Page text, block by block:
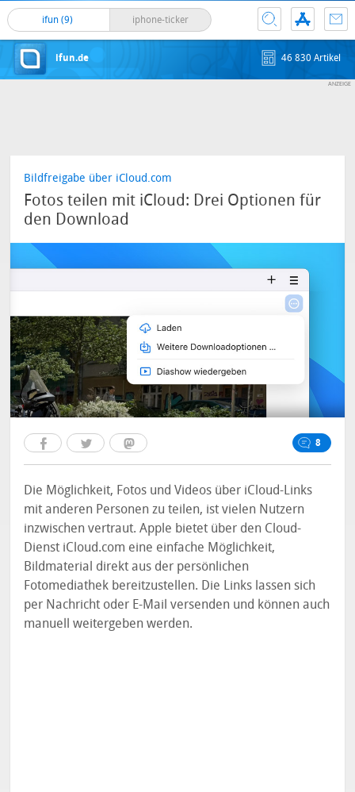
ifun (9) iphone-ticker
ifun.de 46 830 Artikel
Bildfreigabe über iCloud.com
Fotos teilen mit iCloud: Drei Optionen für
den Download
8
Die Möglichkeit, Fotos und Videos über iCloud-Links
mit anderen Personen zu teilen, ist vielen Nutzern
inzwischen vertraut. Apple bietet über den Cloud-
Dienst iCloud.com eine einfache Möglichkeit,
Bildmaterial direkt aus der persönlichen
Fotomediathek bereitzustellen. Die Links lassen sich
per Nachricht oder E-Mail versenden und können auch
manuell weitergeben werden.